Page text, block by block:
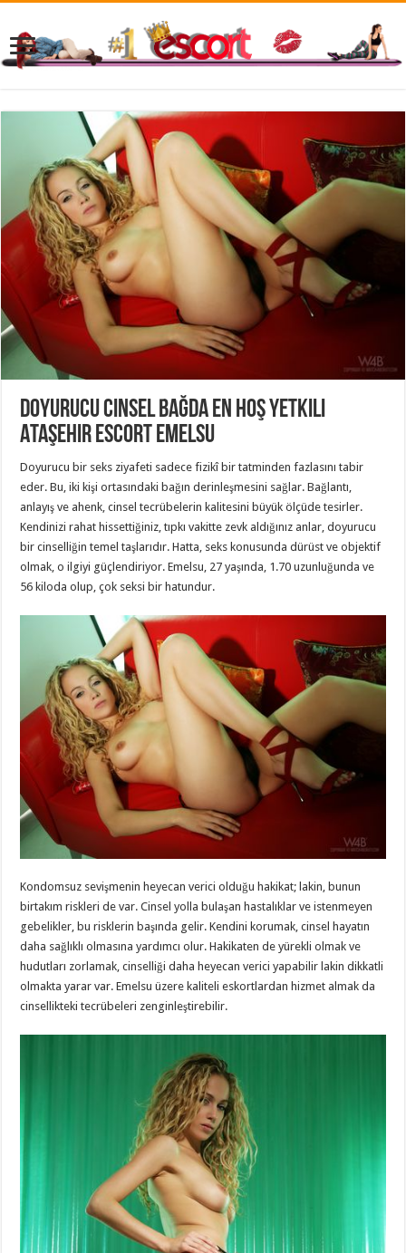
Doyurucu Cinsel Bağda En Hoş Yetkili
Ataşehir Escort Emelsu
Doyurucu bir seks ziyafeti sadece fizikî bir tatminden fazlasını tabir
eder. Bu, iki kişi ortasındaki bağın derinleşmesini sağlar. Bağlantı,
anlayış ve ahenk, cinsel tecrübelerin kalitesini büyük ölçüde tesirler.
Kendinizi rahat hissettiğiniz, tıpkı vakitte zevk aldığınız anlar, doyurucu
bir cinselliğin temel taşlarıdır. Hatta, seks konusunda dürüst ve objektif
olmak, o ilgiyi güçlendiriyor. Emelsu, 27 yaşında, 1.70 uzunluğunda ve
56 kiloda olup, çok seksi bir hatundur.
Kondomsuz sevişmenin heyecan verici olduğu hakikat; lakin, bunun
birtakım riskleri de var. Cinsel yolla bulaşan hastalıklar ve istenmeyen
gebelikler, bu risklerin başında gelir. Kendini korumak, cinsel hayatın
daha sağlıklı olmasına yardımcı olur. Hakikaten de yürekli olmak ve
hudutları zorlamak, cinselliği daha heyecan verici yapabilir lakin dikkatli
olmakta yarar var. Emelsu üzere kaliteli eskortlardan hizmet almak da
cinsellikteki tecrübeleri zenginleştirebilir.